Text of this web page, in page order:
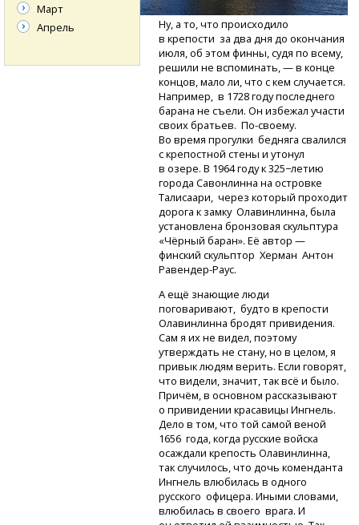
Ну, а то, что происходило
в крепости за два дня до окончания
июля, об этом финны, судя по всему,
решили не вспоминать, — в конце
концов, мало ли, что с кем случается.
Например, в 1728 году последнего
барана не съели. Он избежал участи
своих братьев.По-своему.
Во время прогулки бедняга свалился
с крепостной стены и утонул
в озере. В 1964 году к 325−летию
города Савонлинна на островке
Талисаари, через который проходит
дорога к замку Олавинлинна, была
установлена бронзовая скульптура
«Чёрный баран». Её автор —
финский скульптор Херман Антон
Равендер-Раус.
А ещё знающие люди
поговаривают, будто в крепости
Олавинлинна бродят привидения.
Сам я их не видел, поэтому
утверждать не стану, но в целом, я
привык людям верить. Если говорят,
что видели, значит, так всё и было.
Причём, в основном рассказывают
о привидении красавицы Ингнель.
Дело в том, что той самой веной
1656 года, когда русские войска
осаждали крепость Олавинлинна,
так случилось, что дочь коменданта
Ингнель влюбилась в одного
русского офицера. Иными словами,
влюбилась в своего врага. И
Март
Апрель